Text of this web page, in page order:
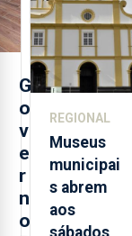
G
o
v
e
r
n
o
tentativa
de
violação
da prima
Miguel
REGIONAL
Museus
municipai
s abrem
aos
sábados